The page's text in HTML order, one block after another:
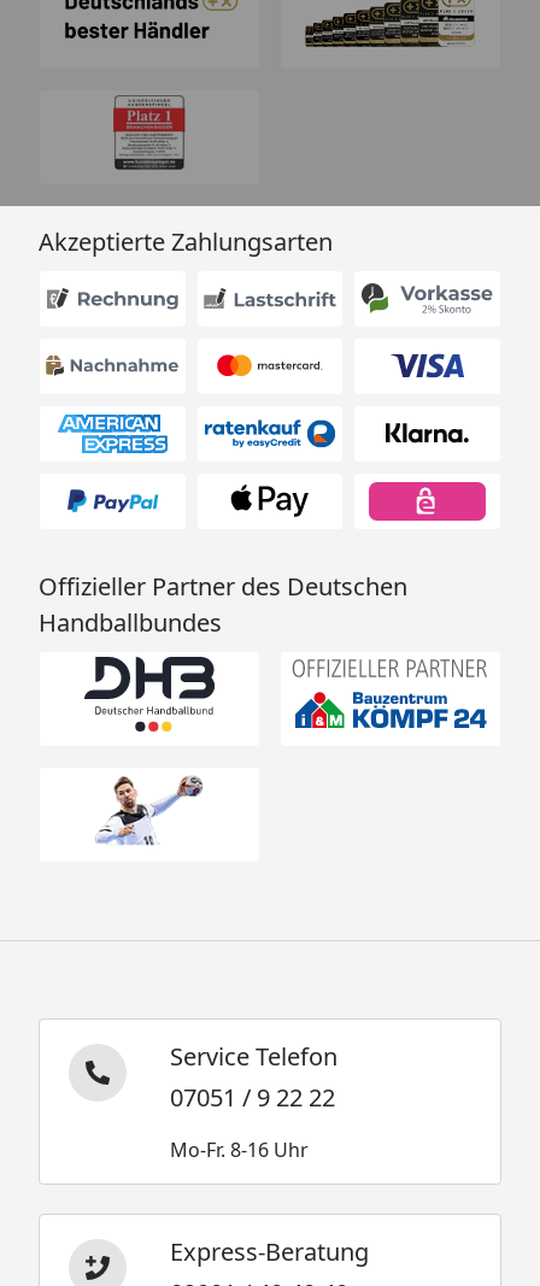
Akzeptierte Zahlungsarten
Offizieller Partner des Deutschen
Handballbundes
Service Telefon
07051 / 9 22 22
Mo-Fr. 8-16 Uhr
Express-Beratung